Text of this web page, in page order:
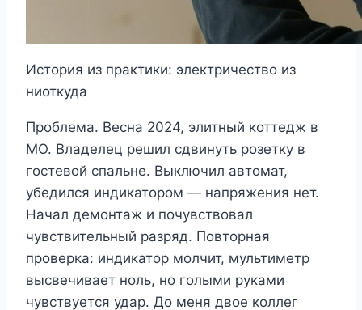
История из практики: электричество из
ниоткуда
Проблема. Весна 2024, элитный коттедж в
МО. Владелец решил сдвинуть розетку в
гостевой спальне. Выключил автомат,
убедился индикатором — напряжения нет.
Начал демонтаж и почувствовал
чувствительный разряд. Повторная
проверка: индикатор молчит, мультиметр
высвечивает ноль, но голыми руками
чувствуется удар. До меня двое коллег